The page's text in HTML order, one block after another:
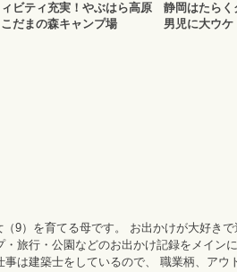
ィビティ充実！やぶはら高原
こだまの森キャンプ場
静岡はたらく
男児に大ウケ
9）を育てる母です。 お出かけが大好きで
旅行・公園などのお出かけ記録をメイン
は建築士をしているので、 職業柄、アウ